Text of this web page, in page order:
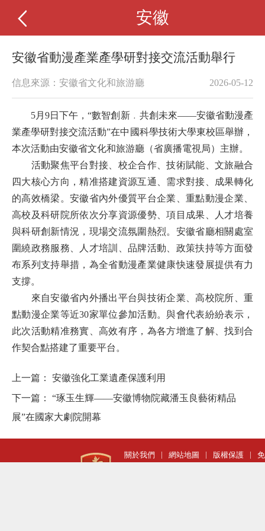
安徽
安徽省動漫產業產學研對接交流活動舉行
信息來源：安徽省文化和旅游廳 2026-05-12
5月9日下午，“數智創新﹒共創未來——安徽省動漫產
業產學研對接交流活動”在中國科學技術大學東校區舉辦，
本次活動由安徽省文化和旅游廳（省廣播電視局）主辦。
活動聚焦平台對接、校企合作、技術賦能、文旅融合
四大核心方向，精准搭建資源互通、需求對接、成果轉化
的高效橋梁。安徽省內外優質平台企業、重點動漫企業、
高校及科研院所依次分享資源優勢、項目成果、人才培養
與科研創新情況，現場交流氛圍熱烈。 安徽省廳相關處室
圍繞政務服務、人才培訓、品牌活動、政策扶持等方面發
布系列支持舉措，為全省動漫產業健康快速發展提供有力
支撐。
來自安徽省內外播出平台與技術企業、高校院所、重
點動漫企業等近30家單位參加活動。與會代表紛紛表示，
此次活動精准務實、高效有序，為各方增進了解、找到合
作契合點搭建了重要平台。
上一篇： 安徽強化工業遺產保護利用
下一篇： “琢玉生輝——安徽博物院藏潘玉良藝術精品
展”在國家大劇院開幕